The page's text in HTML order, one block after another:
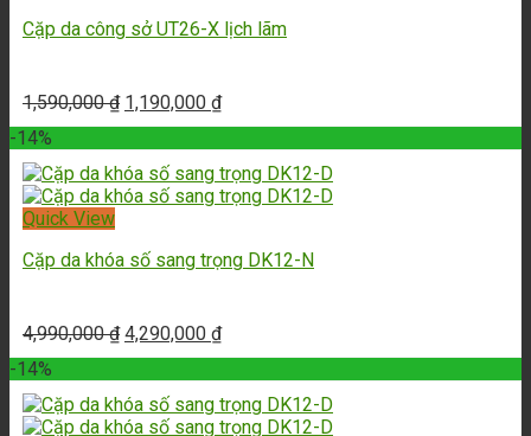
Cặp da công sở UT26-X lịch lãm
1,590,000₫ 1,190,000 ₫
-14%
Quick View
Cặp da khóa số sang trọng DK12-N
4,990,000₫ 4,290,000 ₫
-14%